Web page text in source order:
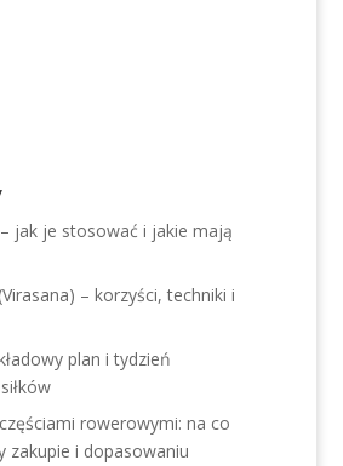
jak je stosować i jakie mają
– korzyści, techniki i
plan i tydzień
rowerowymi: na co
zakupie i dopasowaniu